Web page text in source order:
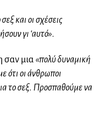
και οι σχέσεις
γι ‘αυτό».
σαν μια«πολύ δυναμική
ότι οι άνθρωποι
το σεξ. Προσπαθούμε να